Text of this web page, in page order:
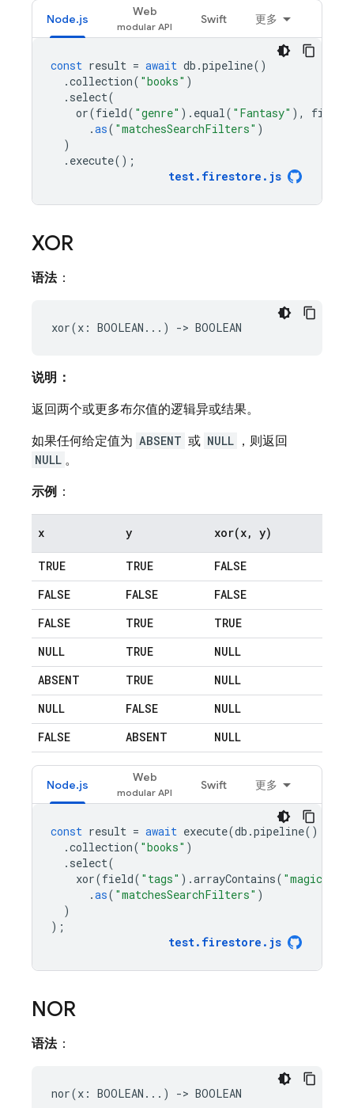
Node.js
Web
Swift 更多
const result = await db .pipeline()
.collection( "books" )
. select(
or(field( "genre" ). equal( "Fantasy" ), field
.as( "matchesSearchFilters" )
)
. execute();
test. firestore . js
XOR
语法：
说明：
返回两个或更多布尔值的逻辑异或结果。
如果任何给定值为 ABSENT 或 NULL ，则返回
NULL 。
示例 ：
x y xor(x, y)
TRUE TRUE
FALSE
FALSE
FALSE
FALSE
FALSE
TRUE
TRUE
NULL
TRUE
NULL
ABSENT
TRUE
NULL
NULL
FALSE
NULL
FALSE
ABSENT NULL
Node.js
Web
Swift 更多
const result = await execute(db .pipeline()
.collection( "books" )
. select(
xor(field( "tags" ).arrayContains( "magic"
.as( "matchesSearchFilters" )
)
);
test. firestore . js
NOR
语法：